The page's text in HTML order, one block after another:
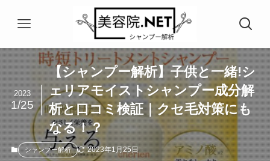
【シャンプー解析】子供と一緒!シ
ェリアモイストシャンプー成分解
析と口コミ検証｜クセ毛対策にも
なる！？
2023
1/25
シャンプー解析 2023年1月25日